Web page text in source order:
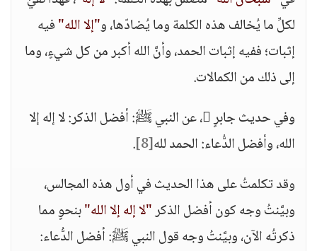
لكلِّ ما يُخالف هذه الكلمة وما يُضادّها، و"إلا الله"فيه
إثبات؛ ففيه إثبات الحمد، وأنَّ الله أكبر من كل شيءٍ، وما
إلى ذلك من الكمالات.
وفي حديث جابرٍ ، عن النبي ﷺ: أفضل الذكر: لا إله إلا
الله، وأفضل الدُّعاء: الحمد لله[8]
.
وقد تكلمتُ على هذا الحديث في أول هذه المجالس،
وبيَّنتُ وجه كون أفضل الذكر"لا إله إلا الله"بنحوٍ مما
ذكرتُه الآن، وبيَّنتُ وجه قول النبي ﷺ: أفضل الدُّعاء: